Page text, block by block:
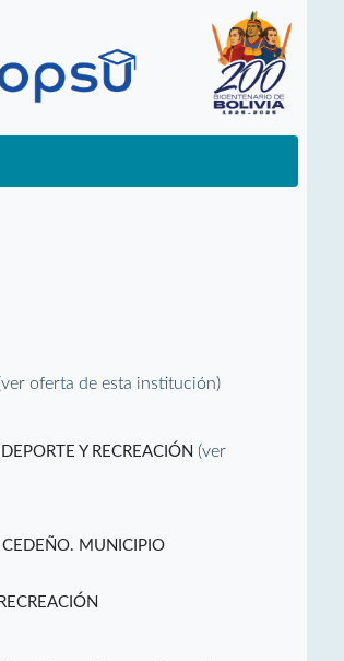
oferta de esta institución)
Y RECREACIÓN(ver
MUNICIPIO